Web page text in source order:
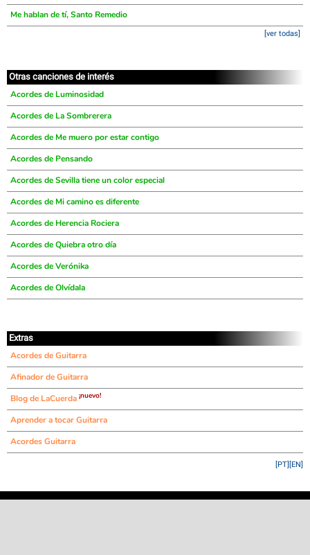
Me hablan de tí, Santo Remedio
[ver todas]
Otras canciones de interés
Acordes de Luminosidad
Acordes de La Sombrerera
Acordes de Me muero por estar contigo
Acordes de Pensando
Acordes de Sevilla tiene un color especial
Acordes de Mi camino es diferente
Acordes de Herencia Rociera
Acordes de Quiebra otro día
Acordes de Verónika
Acordes de Olvídala
Extras
Acordes de Guitarra
Afinador de Guitarra
Blog de LaCuerda ¡nuevo!
Aprender a tocar Guitarra
Acordes Guitarra
[EN]
[PT]